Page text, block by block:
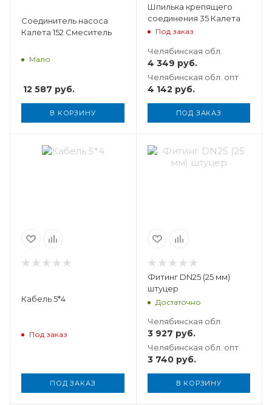
Соединитель насоса
Калета 152 Смеситель
Мало
12 587 руб.
В КОРЗИНУ
Шпилька крепящего
соединения 35 Калета
Под заказ
Челябинская обл.
4 349 руб.
Челябинская обл. опт
4 142 руб.
ПОД ЗАКАЗ
Кабель 5*4
Под заказ
ПОД ЗАКАЗ
Вес, кг
Фитинг DN25 (25 мм)
штуцер
Достаточно
Челябинская обл.
3 927 руб.
Челябинская обл. опт
3 740руб.
В КОРЗИНУ